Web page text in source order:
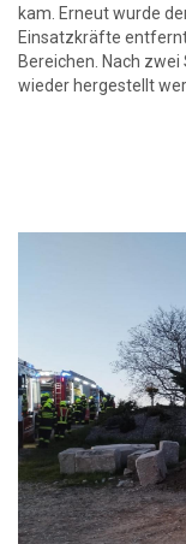
kam. Erneut wurde
Einsatzkräfte
Bereichen. Nach
wieder hergestellt